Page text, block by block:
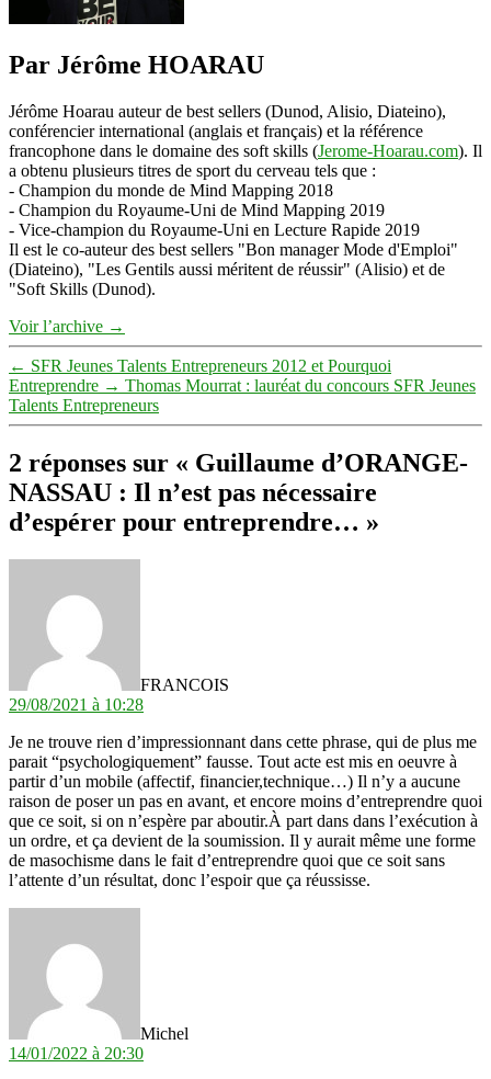
Par Jérôme HOARAU
Jérôme Hoarau auteur de best sellers (Dunod, Alisio, Diateino),
conférencier international (anglais et français) et la référence
francophone dans le domaine des soft skills (Jerome-Hoarau.com). Il
a obtenu plusieurs titres de sport du cerveau tels que :
- Champion du monde de Mind Mapping 2018
- Champion du Royaume-Uni de Mind Mapping 2019
- Vice-champion du Royaume-Uni en Lecture Rapide 2019
Il est le co-auteur des best sellers "Bon manager Mode d'Emploi"
(Diateino), "Les Gentils aussi méritent de réussir" (Alisio) et de
"Soft Skills (Dunod).
Voir l’archive →
← SFR Jeunes Talents Entrepreneurs 2012 et Pourquoi
Entreprendre → Thomas Mourrat : lauréat du concours SFR Jeunes
Talents Entrepreneurs
2 réponses sur « Guillaume d’ORANGE-
NASSAU : Il n’est pas nécessaire
d’espérer pour entreprendre… »
FRANCOIS
29/08/2021 à 10:28
Je ne trouve rien d’impressionnant dans cette phrase, qui de plus me
parait “psychologiquement” fausse. Tout acte est mis en oeuvre à
partir d’un mobile (affectif, financier,technique…) Il n’y a aucune
raison de poser un pas en avant, et encore moins d’entreprendre quoi
que ce soit, si on n’espère par aboutir.À part dans dans l’exécution à
un ordre, et ça devient de la soumission. Il y aurait même une forme
de masochisme dans le fait d’entreprendre quoi que ce soit sans
l’attente d’un résultat, donc l’espoir que ça réussisse.
Michel
14/01/2022 à 20:30